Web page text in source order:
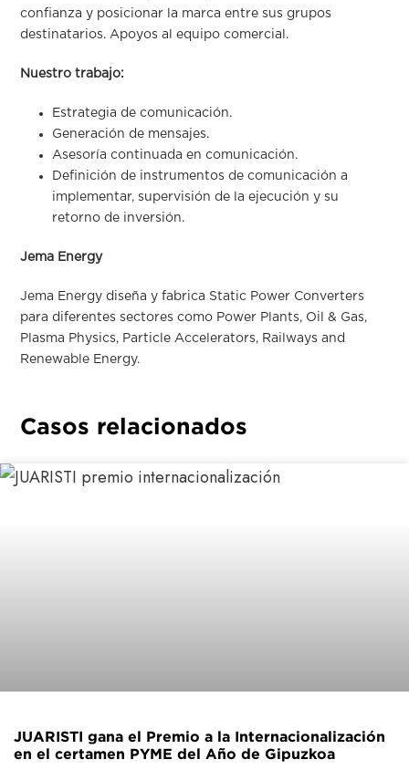
confianza y posicionar la marca entre sus grupos
destinatarios. Apoyos al equipo comercial.
Nuestro trabajo:
Estrategia de comunicación.
Generación de mensajes.
Asesoría continuada en comunicación.
Definición de instrumentos de comunicación a
implementar, supervisión de la ejecución y su
retorno de inversión.
Jema Energy
Jema Energy diseña y fabrica Static Power Converters
para diferentes sectores como Power Plants, Oil & Gas,
Plasma Physics, Particle Accelerators, Railways and
Renewable Energy.
Casos relacionados
JUARISTI gana el Premio a la Internacionalización
en el certamen PYME del Año de Gipuzkoa